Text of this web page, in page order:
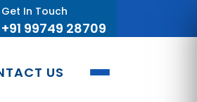
Get In Touch
+91 99749 28709
US